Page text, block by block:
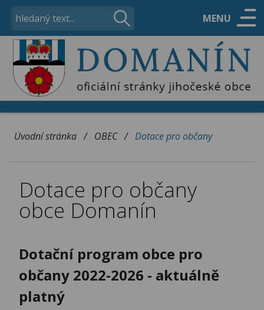
MENU
ÚŘAD
OBEC
KONTAKTY
Úvodní stránka / OBEC / Dotace pro občany
Dotace pro občany
obce Domanín
Dotační program obce pro
občany 2022-2026 - aktuálně
platný